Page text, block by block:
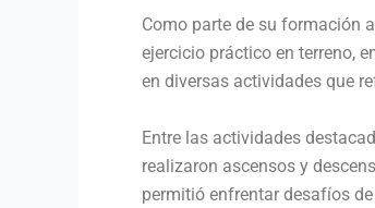
Como parte de su formación
ejercicio práctico en terreno,
en diversas actividades que
Entre las actividades
realizaron ascensos y
permitió enfrentar desafíos